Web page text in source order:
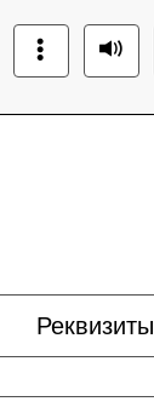
Реквизиты